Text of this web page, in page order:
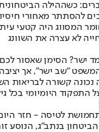
כשההילה
להסתתר מאחורי
המסווג היה קטעי
לא עצרה את השוונג
ישר? הסימן שאסור
המשפט "שב ישר", אך
נכונה קשורה לבריאות
התפקוד היומיומי בכל
לטיסה - חזר
בנתב"ג, הנוסע